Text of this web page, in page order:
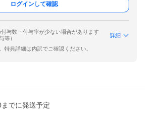
ログインして確認
与数・付与率が少ない場合があります
等）
詳細
特典詳細は内訳でご確認ください。
でに発送予定